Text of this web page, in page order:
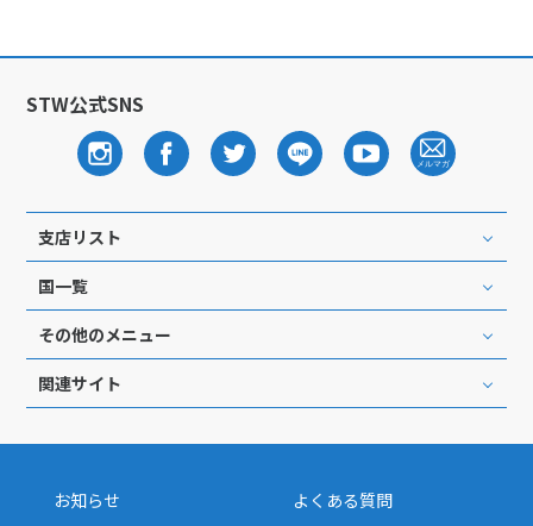
STW公式SNS
支店リスト
国一覧
その他のメニュー
関連サイト
お知らせ
よくある質問